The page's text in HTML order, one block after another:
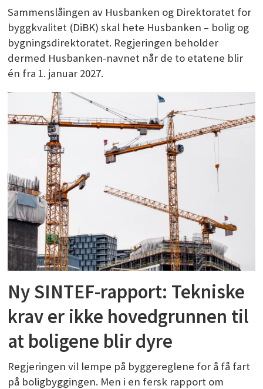
Sammenslåingen av Husbanken og Direktoratet for
byggkvalitet (DiBK) skal hete Husbanken – bolig og
bygningsdirektoratet. Regjeringen beholder
dermed Husbanken-navnet når de to etatene blir
én fra 1. januar 2027.
Ny SINTEF-rapport: Tekniske
krav er ikke hovedgrunnen til
at boligene blir dyre
Regjeringen vil lempe på byggereglene for å få fart
på boligbyggingen. Men i en fersk rapport om